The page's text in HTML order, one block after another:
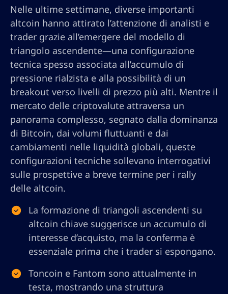
Nelle ultime settimane, diverse importanti
altcoin hanno attirato l’attenzione di analisti e
trader grazie all’emergere del modello di
triangolo ascendente—una configurazione
tecnica spesso associata all’accumulo di
pressione rialzista e alla possibilità di un
breakout verso livelli di prezzo più alti. Mentre il
mercato delle criptovalute attraversa un
panorama complesso, segnato dalla dominanza
di Bitcoin, dai volumi fluttuanti e dai
cambiamenti nelle liquidità globali, queste
configurazioni tecniche sollevano interrogativi
sulle prospettive a breve termine per i rally
delle altcoin.
La formazione di triangoli ascendenti su
altcoin chiave suggerisce un accumulo di
interesse d’acquisto, ma la conferma è
essenziale prima che i trader si espongano.
Toncoin e Fantom sono attualmente in
testa, mostrando una struttura